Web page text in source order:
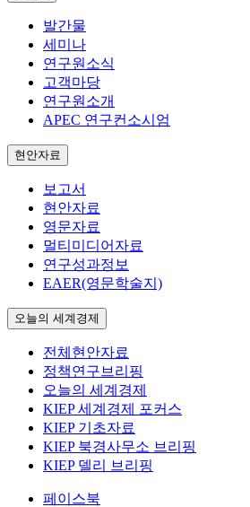
발간물
세미나
연구원소식
고객마당
연구원소개
APEC 연구컨소시엄
현안자료
보고서
현안자료
영문자료
멀티미디어자료
연구성과정보
EAER(영문학술지)
오늘의 세계경제
전체현안자료
정책연구브리핑
오늘의 세계경제
KIEP 세계경제 포커스
KIEP 기초자료
KIEP 북경사무소 브리핑
KIEP 델리 브리핑
페이스북